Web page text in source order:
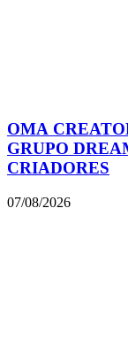
OMA
GRUPO
CRIADORES
07/08/2026